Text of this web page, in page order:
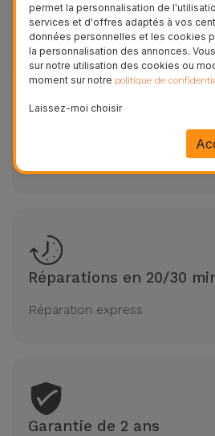
Nous sommes spécialistes de la
Nokia
Diagnostic gratuit Nokia
Évaluation gratuite sans
Réparations en 20/30
Réparation express
Garantie de 2 ans
permet la personnalisation de
services et d'offres adaptés à vos
données personnelles et les cookies
la personnalisation des annonces.
sur notre utilisation des cookies ou
moment sur notre politique de
Laissez-moi choisir